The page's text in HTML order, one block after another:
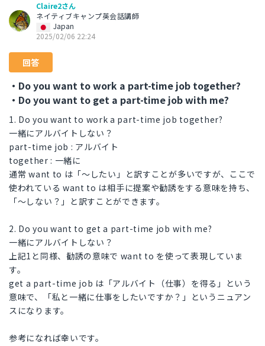
Claire2さん
ネイティブキャンプ英会話講師
Japan
2025/02/06 22:24
回答
・Do you want to work a part-time job together?
・Do you want to get a part-time job with me?
1. Do you want to work a part-time job together?
一緒にアルバイトしない？
part-time job : アルバイト
together : 一緒に
通常 want to は「～したい」と訳すことが多いですが、ここで
使われている want to は相手に提案や勧誘をする意味を持ち、
「～しない？」と訳すことができます。
2. Do you want to get a part-time job with me?
一緒にアルバイトしない？
上記1と同様、勧誘の意味で want to を使って表現していま
す。
get a part-time job は「アルバイト（仕事）を得る」という
意味で、「私と一緒に仕事をしたいですか？」というニュアン
スになります。
参考になれば幸いです。